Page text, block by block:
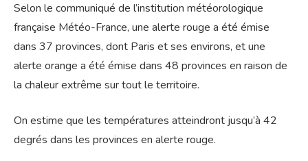
Selon le communiqué de l’institution météorologique
française Météo-France, une alerte rouge a été émise
dans 37 provinces, dont Paris et ses environs, et une
alerte orange a été émise dans 48 provinces en raison de
la chaleur extrême sur tout le territoire.
On estime que les températures atteindront jusqu’à 42
degrés dans les provinces en alerte rouge.